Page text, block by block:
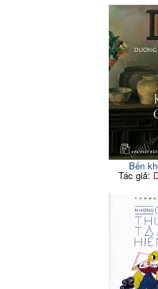
Bến
Tác giả: